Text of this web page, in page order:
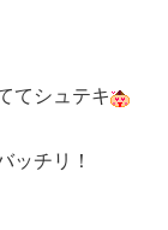
てシュテキ
ッチリ！